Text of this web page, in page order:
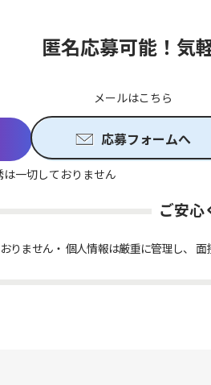
匿名応募可能！気
メールはこちら
応募フォームへ
は一切しておりません
ご安心
りません 個人情報は厳重に管理し、